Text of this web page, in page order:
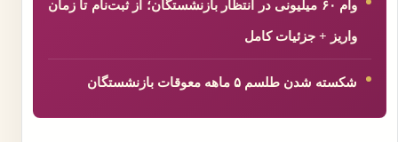
وام ۶۰ میلیونی در انتظار بازنشستگان؛ از ثبت‌نام تا زمان
واریز + جزئیات کامل
شکسته شدن طلسم ۵ ماهه معوقات بازنشستگان